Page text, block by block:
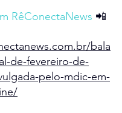
RêConectaNews 📲
bala
de-fevereiro-de-
pelo-mdic-em-